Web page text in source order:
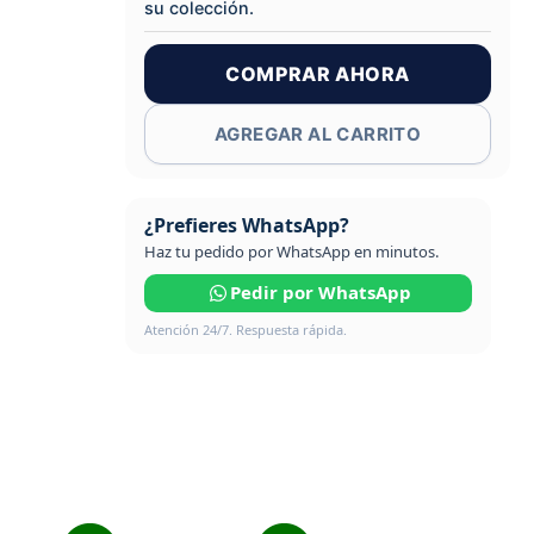
su colección.
COMPRAR AHORA
AGREGAR AL CARRITO
¿Prefieres WhatsApp?
Haz tu pedido por WhatsApp en minutos.
Pedir por WhatsApp
Atención 24/7. Respuesta rápida.